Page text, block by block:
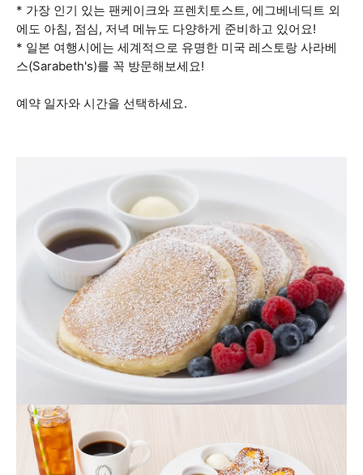
* 가장 인기 있는 팬케이크와 프렌치토스트, 에그베네딕트 외
에도 아침, 점심, 저녁 메뉴도 다양하게 준비하고 있어요!
* 일본 여행시에는 세계적으로 유명한 미국 레스토랑 사라베
스(Sarabeth's)를 꼭 방문해보세요!
예약 일자와 시간을 선택하세요.